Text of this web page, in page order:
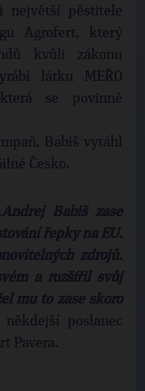
největší pěstitele
Agrofert, který
kvůli zákonu
látku MEŘO
se povinně
Babiš vytáhl
Česko.
Babiš zase
řepky na EU.
zdrojů.
a rozšířil svůj
mu to zase skoro
někdejší poslanec
Pavera.